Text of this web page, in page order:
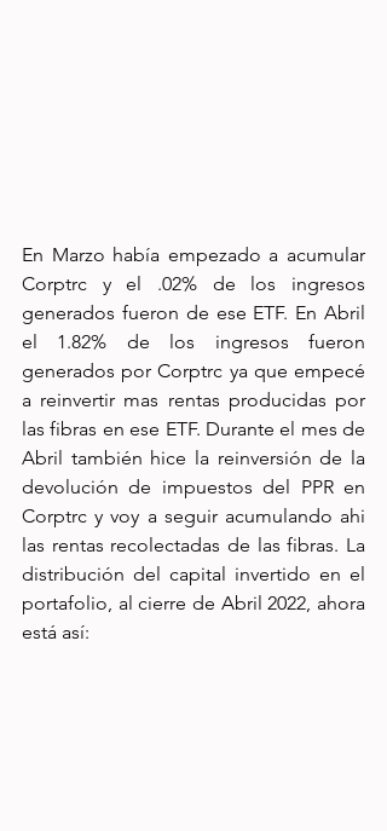
En Marzo había empezado a acumular
Corptrc y el .02% de los ingresos
generados fueron de ese ETF. En Abril
el 1.82% de los ingresos fueron
generados por Corptrc ya que empecé
a reinvertir mas rentas producidas por
las fibras en ese ETF. Durante el mes de
Abril también hice la reinversión de la
devolución de impuestos del PPR en
Corptrc y voy a seguir acumulando ahi
las rentas recolectadas de las fibras. La
distribución del capital invertido en el
portafolio, al cierre de Abril 2022, ahora
está así: